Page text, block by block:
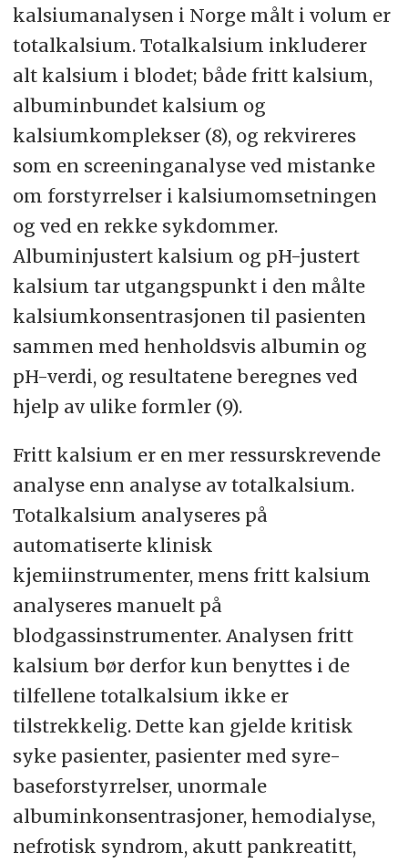
kalsiumanalysen i Norge målt i volum er
totalkalsium. Totalkalsium inkluderer
alt kalsium i blodet; både fritt kalsium,
albuminbundet kalsium og
kalsiumkomplekser (8), og rekvireres
som en screeninganalyse ved mistanke
om forstyrrelser i kalsiumomsetningen
og ved en rekke sykdommer.
Albuminjustert kalsium og pH-justert
kalsium tar utgangspunkt i den målte
kalsiumkonsentrasjonen til pasienten
sammen med henholdsvis albumin og
pH-verdi, og resultatene beregnes ved
hjelp av ulike formler (9).
Fritt kalsium er en mer ressurskrevende
analyse enn analyse av totalkalsium.
Totalkalsium analyseres på
automatiserte klinisk
kjemiinstrumenter, mens fritt kalsium
analyseres manuelt på
blodgassinstrumenter. Analysen fritt
kalsium bør derfor kun benyttes i de
tilfellene totalkalsium ikke er
tilstrekkelig. Dette kan gjelde kritisk
syke pasienter, pasienter med syre-
baseforstyrrelser, unormale
albuminkonsentrasjoner, hemodialyse,
nefrotisk syndrom, akutt pankreatitt,